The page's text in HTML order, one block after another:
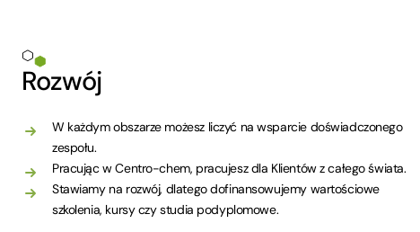
Rozwój
W każdym obszarze możesz liczyć na wsparcie doświadczonego
zespołu.
Pracując w Centro-chem, pracujesz dla Klientów z całego świata.
Stawiamy na rozwój, dlatego dofinansowujemy wartościowe
szkolenia, kursy czy studia podyplomowe.